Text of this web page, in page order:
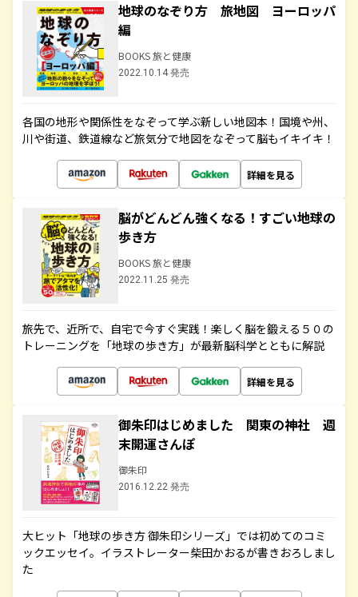
地球のなぞり方 旅地図 ヨーロッパ
編
BOOKS 旅と健康
2022.10.14 発売
各国の地形や関係性をなぞって学ぶ新しい地図本！国境や州、
川や街道、鉄道線など旅気分で地図をなぞって脳もイキイキ！
詳細を見る
脳がどんどん強くなる！すごい地球の
歩き方
BOOKS 旅と健康
2022.11.25 発売
旅先で、近所で、自宅で今すぐ実践！楽しく脳を鍛える５０の
トレーニングを「地球の歩き方」が最新脳科学とともに解説
詳細を見る
御朱印はじめました 関東の神社 週
末開運さんぽ
御朱印
2016.12.22 発売
大ヒット「地球の歩き方 御朱印シリーズ」では初めてのコミ
ックエッセイ。イラストレーター柴田かおるが書きおろしまし
た